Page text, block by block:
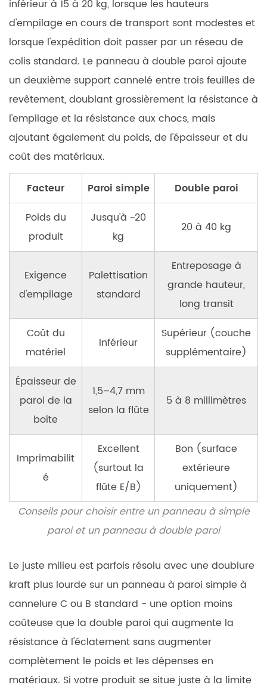
inférieur à 15 à 20 kg, lorsque les hauteurs
d'empilage en cours de transport sont modestes et
lorsque l'expédition doit passer par un réseau de
colis standard. Le panneau à double paroi ajoute
un deuxième support cannelé entre trois feuilles de
revêtement, doublant grossièrement la résistance à
l'empilage et la résistance aux chocs, mais
ajoutant également du poids, de l'épaisseur et du
coût des matériaux.
Conseils pour choisir entre un panneau à simple
paroi et un panneau à double paroi
Facteur Paroi simple
Double paroi
Poids du
produit
Jusqu'à ~20
kg
20 à 40 kg
Exigence
d'empilage
Palettisation
standard
Entreposage à
grande hauteur,
long transit
Coût du
matériel
Inférieur
Supérieur (couche
supplémentaire)
Épaisseur de
paroi de la
boîte
1,5–4,7 mm
selon la flûte
5 à 8 millimètres
Imprimabilit
é
Excellent
(surtout la
flûte E/B)
Bon (surface
extérieure
uniquement)
Le juste milieu est parfois résolu avec une doublure
kraft plus lourde sur un panneau à paroi simple à
cannelure C ou B standard - une option moins
coûteuse que la double paroi qui augmente la
résistance à l'éclatement sans augmenter
complètement le poids et les dépenses en
matériaux. Si votre produit se situe juste à la limite